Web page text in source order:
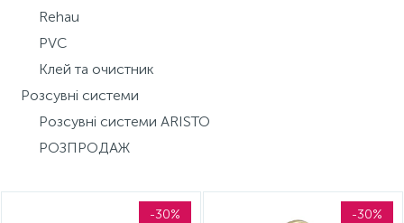
Rehau
PVC
Клей та очистник
Розсувні системи
Розсувні системи ARISTO
РОЗПРОДАЖ
-30% -30%